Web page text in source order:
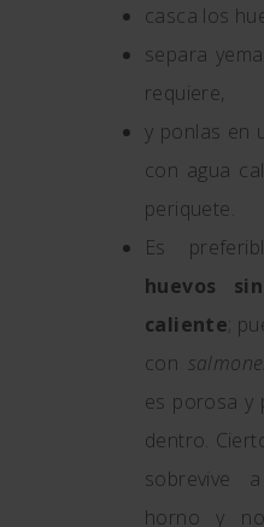
casca los
separa
requiere,
y ponlas en
con agua
periquete.
Es
huevos
caliente;
con
es porosa y
dentro.
sobrevive
horno y